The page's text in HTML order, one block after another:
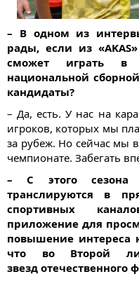
– В одном из
рады, если из
сможет играть
национальной
кандидаты?
– Да, есть. У нас на
игроков, которых мы
за рубеж. Но сейчас мы
чемпионате. Забегать
– С этого сезона
транслируются в
спортивных
приложение для
повышение интереса
что во Второй
звезд отечественного